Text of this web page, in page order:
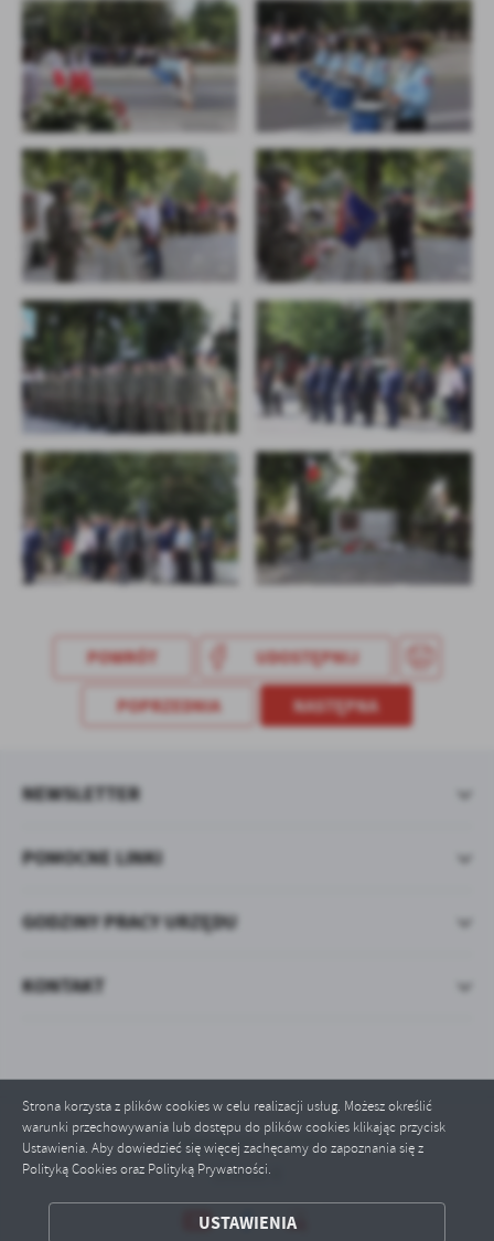
Strona korzysta z plików cookies w celu realizacji usług. Możesz określić
warunki przechowywania lub dostępu do plików cookies klikając przycisk
Ustawienia. Aby dowiedzieć się więcej zachęcamy do zapoznania się z
Polityką Cookies oraz Polityką Prywatności.
USTAWIENIA
ZAPISZ WYBRANE
POWRÓT UDOSTĘPNIJ
POPRZEDNIA NASTĘPNA
POMOCNE LINKI
NEWSLETTER
GODZINY PRACY URZĘDU
KONTAKT
Odwiedzin: 1274792
Online: 4